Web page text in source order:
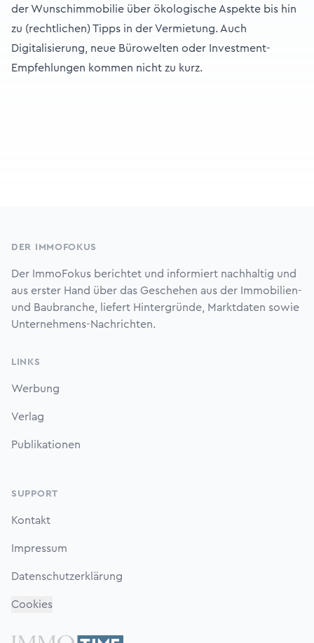
der Wunschimmobilie über ökologische Aspekte bis hin
zu (rechtlichen) Tipps in der Vermietung. Auch
Digitalisierung, neue Bürowelten oder Investment-
Empfehlungen kommen nicht zu kurz.
DER IMMOFOKUS
Der ImmoFokus berichtet und informiert nachhaltig und
aus erster Hand über das Geschehen aus der Immobilien-
und Baubranche, liefert Hintergründe, Marktdaten sowie
Unternehmens-Nachrichten.
LINKS
Werbung
Verlag
Publikationen
SUPPORT
Kontakt
Impressum
Datenschutzerklärung
Cookies